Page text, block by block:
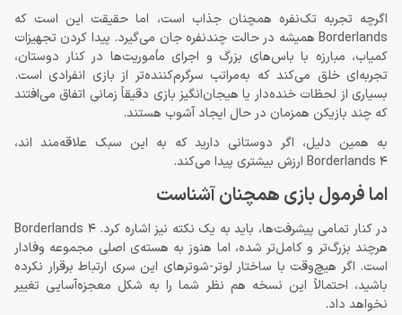
اگرچه تجربه تک‌نفره همچنان جذاب است، اما حقیقت این است که
Borderlands همیشه در حالت چندنفره جان می‌گیرد. پیدا کردن تجهیزات
کمیاب، مبارزه با باس‌های بزرگ و اجرای مأموریت‌ها در کنار دوستان،
تجربه‌ای خلق می‌کند که به‌مراتب سرگرم‌کننده‌تر از بازی انفرادی است.
بسیاری از لحظات خنده‌دار یا هیجان‌انگیز بازی دقیقاً زمانی اتفاق می‌افتند
که چند بازیکن همزمان در حال ایجاد آشوب هستند.
به همین دلیل، اگر دوستانی دارید که به این سبک علاقه‌مند اند،
Borderlands 4 ارزش بیشتری پیدا می‌کند.
اما فرمول بازی همچنان آشناست
در کنار تمامی پیشرفت‌ها، باید به یک نکته نیز اشاره کرد. Borderlands 4
هرچند بزرگ‌تر و کامل‌تر شده، اما هنوز به هسته‌ی اصلی مجموعه وفادار
است. اگر هیچ‌وقت با ساختار لوتر-شوترهای این سری ارتباط برقرار نکرده
باشید، احتمالاً این نسخه هم نظر شما را به شکل معجزه‌آسایی تغییر
نخواهد داد.